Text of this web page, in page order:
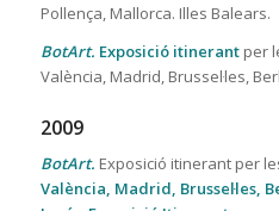
Pollença, Mallorca. Illes Balears.
BotArt. Exposició itinerantper
València, Madrid, Brussel·les,
2009
BotArt. Exposició itinerant per
València, Madrid, Brussel·les,